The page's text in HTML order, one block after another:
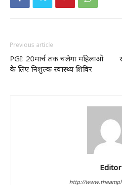
Previous article
PGI: 20मार्च तक चलेगा महिलाओं
के लिए निशुल्क स्वास्थ्य शिविर
Editor
http://